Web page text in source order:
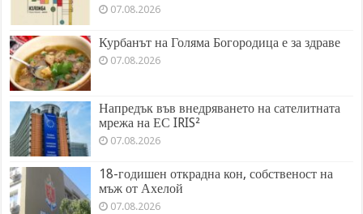
07.08.2026
Курбанът на Голяма Богородица е за здраве
07.08.2026
Напредък във внедряването на сателитната
мрежа на ЕС IRIS²
07.08.2026
18-годишен открадна кон, собственост на
мъж от Ахелой
07.08.2026